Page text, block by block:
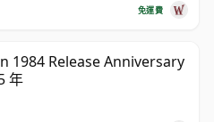
免運費
1984 Release Anniversary
年